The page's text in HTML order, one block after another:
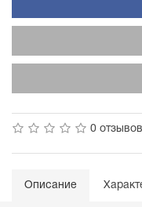
0 отзывов
Описание